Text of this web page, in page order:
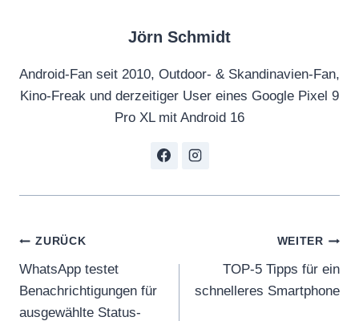
Jörn Schmidt
Android-Fan seit 2010, Outdoor- & Skandinavien-Fan,
Kino-Freak und derzeitiger User eines Google Pixel 9
Pro XL mit Android 16
Beitragsnavigation
ZURÜCK
WhatsApp testet
Benachrichtigungen für
ausgewählte Status-
WEITER
TOP-5 Tipps für ein
schnelleres Smartphone